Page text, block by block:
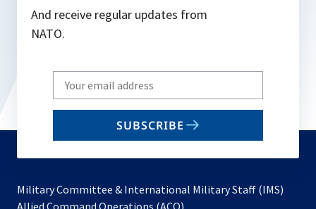
And receive regular updates from
NATO.
Write
your
email
SUBSCRIBE
Military Committee & International Military Staff (IMS)
Allied Command Operations (ACO)